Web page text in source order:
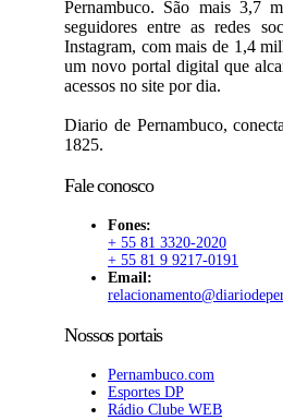
Pernambuco. São mais 3,7
seguidores entre as redes
Instagram, com mais de 1,4
um novo portal digital que
acessos no site por dia.
Diario de Pernambuco,
1825.
Fale conosco
Fones:
+ 55 81 3320-2020
+ 55 81 9 9217-0191
Email:
Nossos portais
Pernambuco.com
Esportes DP
Rádio Clube WEB